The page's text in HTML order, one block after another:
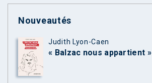
Nouveautés
Judith Lyon-Caen
« Balzac nous appartient »